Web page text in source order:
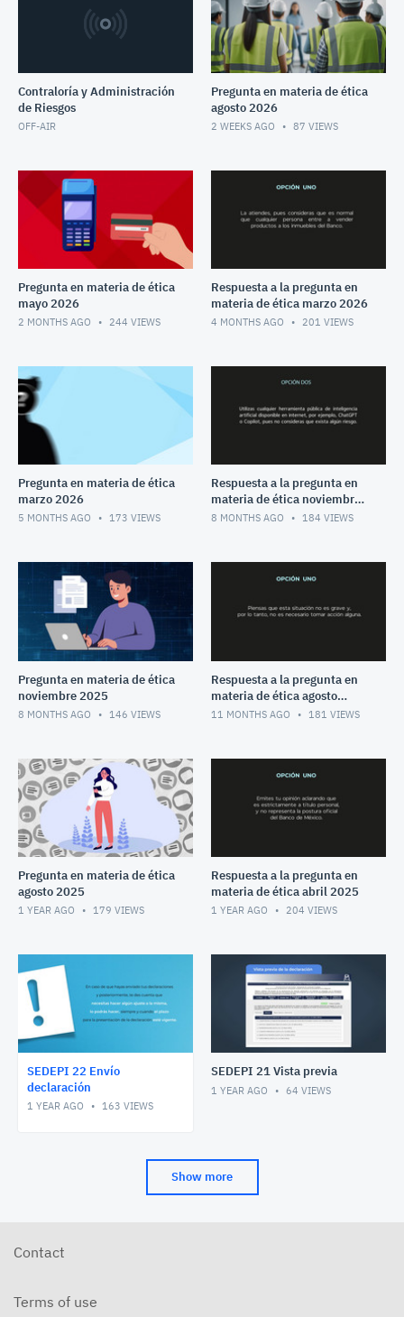
Contraloría y Administración
de Riesgos
OFF-AIR
Pregunta en materia de ética
agosto 2026
2 WEEKS AGO 87 VIEWS
Pregunta en materia de ética
mayo 2026
2 MONTHS AGO 244 VIEWS
Respuesta a la pregunta en
materia de ética marzo 2026
4 MONTHS AGO 201 VIEWS
Pregunta en materia de ética
marzo 2026
5 MONTHS AGO 173 VIEWS
Respuesta a la pregunta en
materia de ética noviembre
2025
8 MONTHS AGO 184 VIEWS
Pregunta en materia de ética
noviembre 2025
8 MONTHS AGO 146 VIEWS
Respuesta a la pregunta en
materia de ética agosto
2025
11 MONTHS AGO 181 VIEWS
Pregunta en materia de ética
agosto 2025
1 YEAR AGO 179 VIEWS
Respuesta a la pregunta en
materia de ética abril 2025
1 YEAR AGO 204 VIEWS
SEDEPI 22 Envío
declaración
1 YEAR AGO 163 VIEWS
SEDEPI 21 Vista previa
1 YEAR AGO 64 VIEWS
Show more
Contact
Terms of use